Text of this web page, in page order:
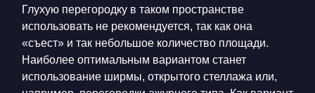
Глухую перегородку в таком пространстве
использовать не рекомендуется, так как она
«съест» и так небольшое количество площади.
Наиболее оптимальным вариантом станет
использование ширмы, открытого стеллажа или,